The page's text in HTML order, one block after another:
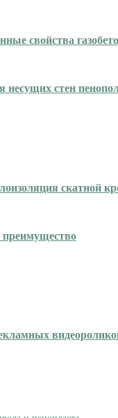
свойства
несущих стен
скатной
преимущество